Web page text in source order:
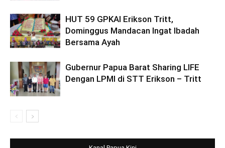
HUT 59 GPKAI Erikson Tritt,
Dominggus Mandacan Ingat Ibadah
Bersama Ayah
Gubernur Papua Barat Sharing LIFE
Dengan LPMI di STT Erikson – Tritt